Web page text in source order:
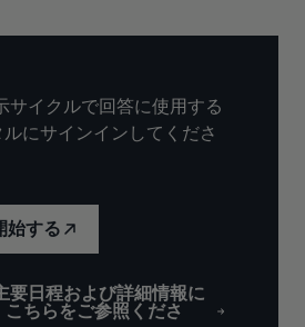
サイクルで回答に使用する
ルにサインインしてくださ
始する
要日程および詳細情報に
ちらをご参照くださ